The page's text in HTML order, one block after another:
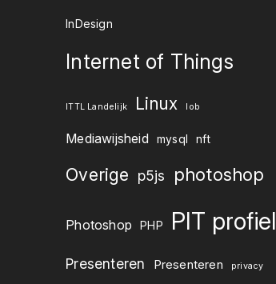
InDesign
Internet of Things
ITTL Landelijk Linux lob
Mediawijsheid mysql nft
Overige p5js photoshop
Photoshop PHP PIT profiel
Presenteren Presenteren privacy